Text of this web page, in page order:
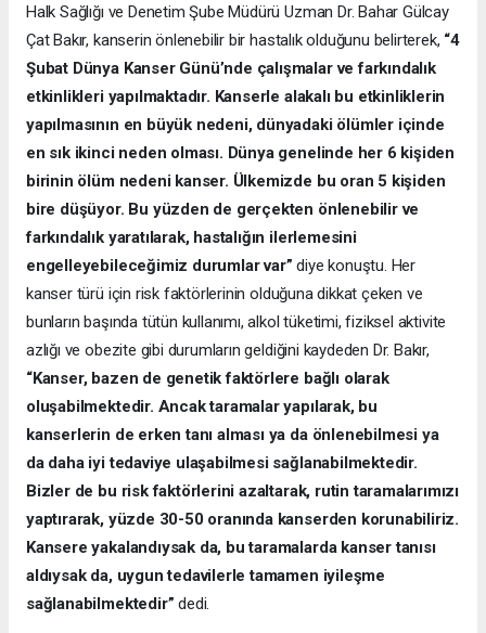
Halk Sağlığı ve Denetim Şube Müdürü Uzman Dr. Bahar Gülcay
Çat Bakır, kanserin önlenebilir bir hastalık olduğunu belirterek, “4
Şubat Dünya Kanser Günü’nde çalışmalar ve farkındalık
etkinlikleri yapılmaktadır. Kanserle alakalı bu etkinliklerin
yapılmasının en büyük nedeni, dünyadaki ölümler içinde
en sık ikinci neden olması. Dünya genelinde her 6 kişiden
birinin ölüm nedeni kanser. Ülkemizde bu oran 5 kişiden
bire düşüyor. Bu yüzden de gerçekten önlenebilir ve
farkındalık yaratılarak, hastalığın ilerlemesini
engelleyebileceğimiz durumlar var”diye konuştu. Her
kanser türü için risk faktörlerinin olduğuna dikkat çeken ve
bunların başında tütün kullanımı, alkol tüketimi, fiziksel aktivite
azlığı ve obezite gibi durumların geldiğini kaydeden Dr. Bakır,
“Kanser, bazen de genetik faktörlere bağlı olarak
oluşabilmektedir. Ancak taramalar yapılarak, bu
kanserlerin de erken tanı alması ya da önlenebilmesi ya
da daha iyi tedaviye ulaşabilmesi sağlanabilmektedir.
Bizler de bu risk faktörlerini azaltarak, rutin taramalarımızı
yaptırarak, yüzde 30-50 oranında kanserden korunabiliriz.
Kansere yakalandıysak da, bu taramalarda kanser tanısı
aldıysak da, uygun tedavilerle tamamen iyileşme
sağlanabilmektedir”dedi.